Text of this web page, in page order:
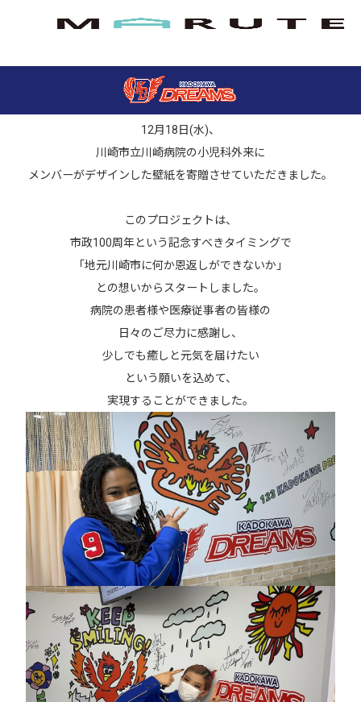
私たちKADOKAWA DREAMSは、
地元川崎市への感謝の気持ちを込め、
12月18日(水)、
川崎市立川崎病院の小児科外来に
メンバーがデザインした壁紙を寄贈させていただきました。
このプロジェクトは、
市政100周年という記念すべきタイミングで
「地元川崎市に何か恩返しができないか」
との想いからスタートしました。
病院の患者様や医療従事者の皆様の
日々のご尽力に感謝し、
少しでも癒しと元気を届けたい
という願いを込めて、
実現することができました。